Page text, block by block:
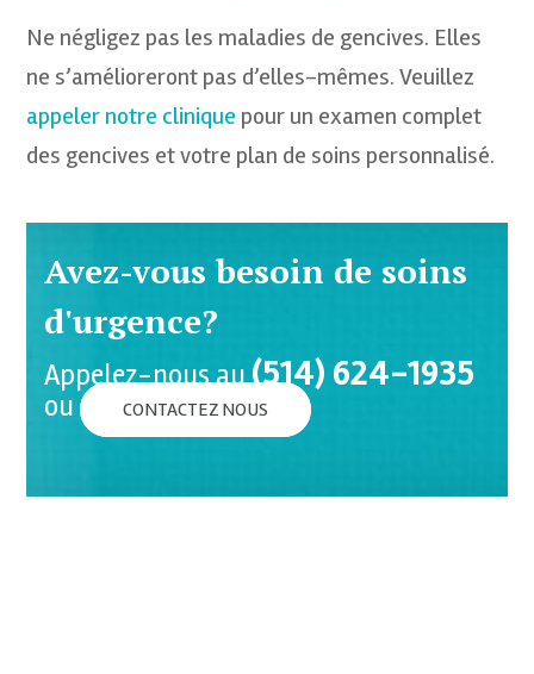
Ne négligez pas les maladies de gencives. Elles
ne s’amélioreront pas d’elles-mêmes. Veuillez
appeler notre clinique pour un examen complet
des gencives et votre plan de soins personnalisé.
Avez-vous besoin de soins
d'urgence?
Appelez-nous au(514) 624-1935
ou CONTACTEZ NOUS